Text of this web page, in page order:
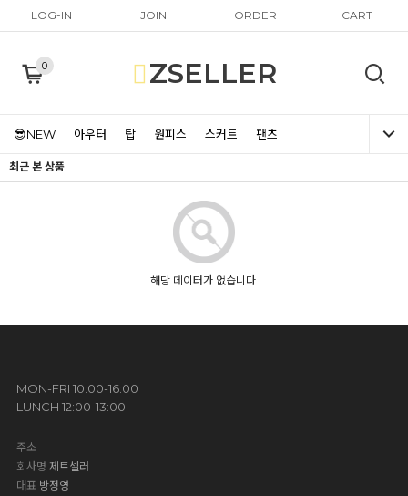
LOG-IN JOIN ORDER CART
0 ZSELLER
😎NEW 아우터 탑 원피스 스커트 팬츠
최근 본 상품
해당 데이터가 없습니다.
MON-FRI 10:00-16:00
LUNCH 12:00-13:00
주소
회사명 제트셀러
대표방정영